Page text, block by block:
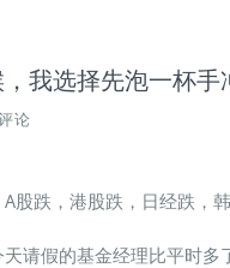
我选择先泡一杯手
论
股跌，港股跌，日经跌，韩
请假的基金经理比平时